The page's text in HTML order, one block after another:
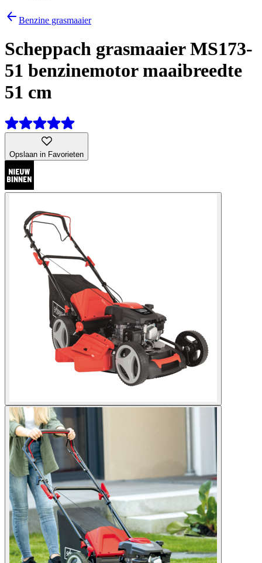
Benzine grasmaaier
Scheppach grasmaaier MS173-
51 benzinemotor maaibreedte
51 cm
Opslaan in Favorieten